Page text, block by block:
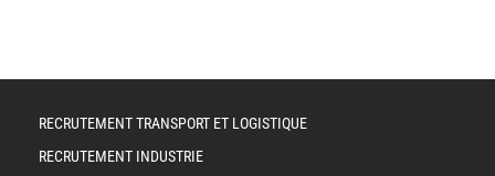
RECRUTEMENT TRANSPORT ET LOGISTIQUE
RECRUTEMENT INDUSTRIE